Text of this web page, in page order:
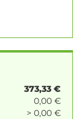
373,33 €
0,00 €
> 0,00 €